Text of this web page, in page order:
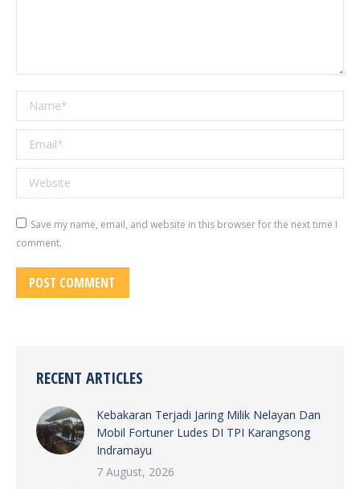
Name *
Email *
Website
Save my name, email, and website in this browser for the next time I
comment.
POST COMMENT
RECENT ARTICLES
Kebakaran Terjadi Jaring Milik Nelayan Dan
Mobil Fortuner Ludes DI TPI Karangsong
Indramayu
7 August, 2026